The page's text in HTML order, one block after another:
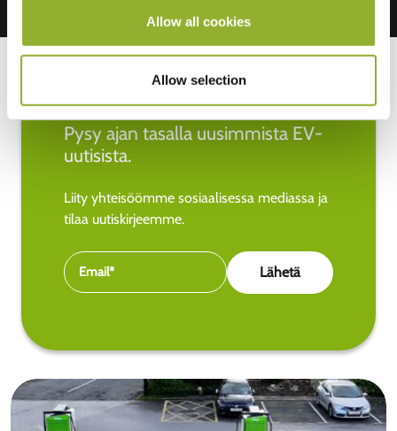
Allow all cookies
Allow selection
Pysy ajan tasalla uusimmista EV-
uutisista.
Liity yhteisöömme sosiaalisessa mediassa ja
tilaa uutiskirjeemme.